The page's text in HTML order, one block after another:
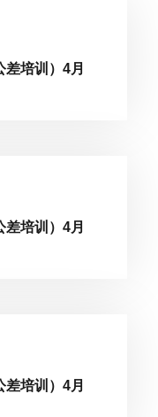
培训）4月
培训）4月
培训）4月